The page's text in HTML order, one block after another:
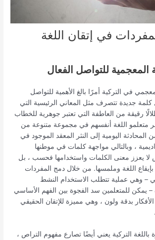
في إتقان اللغة
المعجمية للتواصل الفعال
في التركية أمرًا بالغ الأهمية للتواصل
جديدة تتصرف مثل المعاني الرئيسية التي
رقيقة من العاطفة التي تعتبر جوهرية للخطاب
متعلمو اللغة أنفسهم في مجموعة متنوعة من
المحادثة اليومية إلى النثر المعقد الموجود في
، وبالتالي مواجهة كلمات في موطنها
لا يعزز معنى الكلمات واستخدامها فحسب ، بل
بإيقاع اللغة وملمسها. من خلال دمج المفردات
– وهي عملية تتطلب الاستخدام النشط
– يمكن للمتعلمين سد الفجوة بين الفهم الأساسي
بدقة ولون ، وهي مميزة للإتقان الحقيقي
باللغة التركية يعني أيضًا تصارع مفهوم التراص ،